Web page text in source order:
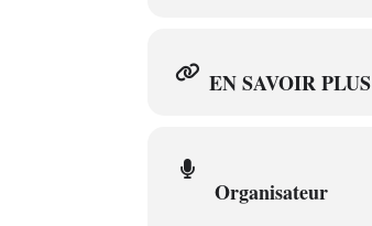
EN SAVOIR PLUS
Organisateur